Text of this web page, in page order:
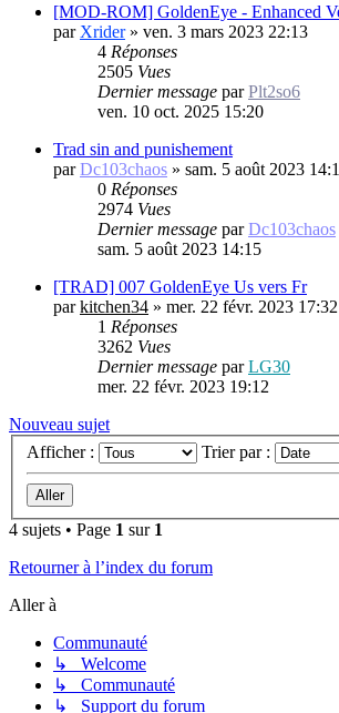
[MOD-ROM] GoldenEye - Enhanced
par Xrider» ven. 3 mars 2023 22:13
4 Réponses
2505 Vues
Dernier message parPlt2so6
ven. 10 oct. 2025 15:20
Trad sin and punishement
parDc103chaos » sam. 5 août 2023
0 Réponses
2974 Vues
Dernier message parDc103chaos
sam. 5 août 2023 14:15
[TRAD] 007 GoldenEye Us vers Fr
parkitchen34 » mer. 22 févr. 2023 17:32
1 Réponses
3262 Vues
Dernier message parLG30
mer. 22 févr. 2023 19:12
Nouveau sujet
Afficher :
Trier par :
4 sujets • Page 1 sur 1
Retourner à l’index du forum
Aller à
Communauté
↳ Welcome
↳ Communauté
↳ Support du forum